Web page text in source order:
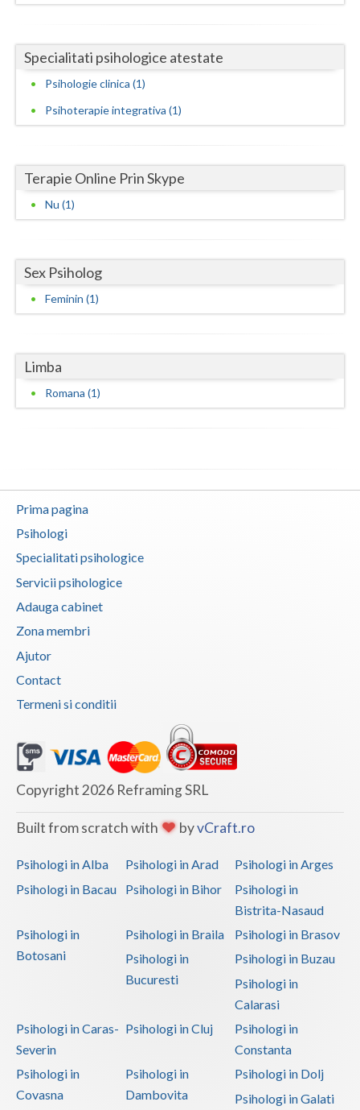
Neamt
Olt
Satu-Mare
Sibiu
Teleorman
Timis
Vaslui
Specialitati psihologice atestate
Psihologie clinica (1)
Psihoterapie integrativa (1)
Terapie Online Prin Skype
Nu (1)
Sex Psiholog
Feminin (1)
Limba
Romana (1)
Prima pagina
Psihologi
Specialitati psihologice
Servicii psihologice
Adauga cabinet
Zona membri
Ajutor
Contact
Termeni si conditii
Copyright 2026 Reframing SRL
Built from scratch with byvCraft.ro
Psihologi in Alba Psihologi in Arad
Psihologi in Arges
Psihologi in Bacau
Psihologi in Bihor
Psihologi in
Bistrita-Nasaud
Psihologi in
Botosani
Psihologi in Braila
Psihologi in Brasov
Psihologi in
Bucuresti
Psihologi in Buzau
Psihologi in
Calarasi
Psihologi in Caras-
Severin
Psihologi in Cluj
Psihologi in
Constanta
Psihologi in
Covasna
Psihologi in
Dambovita
Psihologi in Dolj
Psihologi in Galati